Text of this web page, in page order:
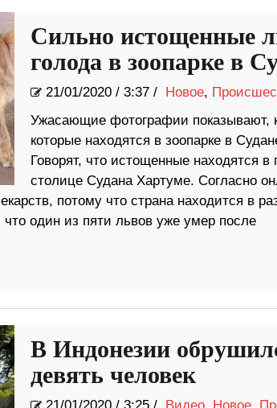
Сильно истощенные
голода в зоопарке в
21/01/2020/ 3:37 / Новое,
Ужасающие фотографии показывают,
которые находятся в зоопарке в
Говорят, что истощенные находятся
столице Судана Хартуме. Согласно
потому что страна находится в
один из пяти львов уже умер после
В Индонезии
девять человек